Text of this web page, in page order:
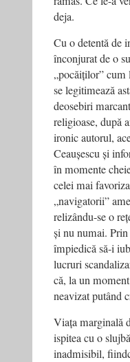
deja.
Cu o detentă de
înconjurat de o
„pocăiților” cum
se legitimează
deosebiri
religioase, după
ironic autorul,
Ceaușescu și
în momente
celei mai
„navigatorii”
relizându-se o
și nu numai.
împiedică să-i
lucruri
că, la un
neavizat putând
Viața marginală
ispitea cu o
inadmisibil,